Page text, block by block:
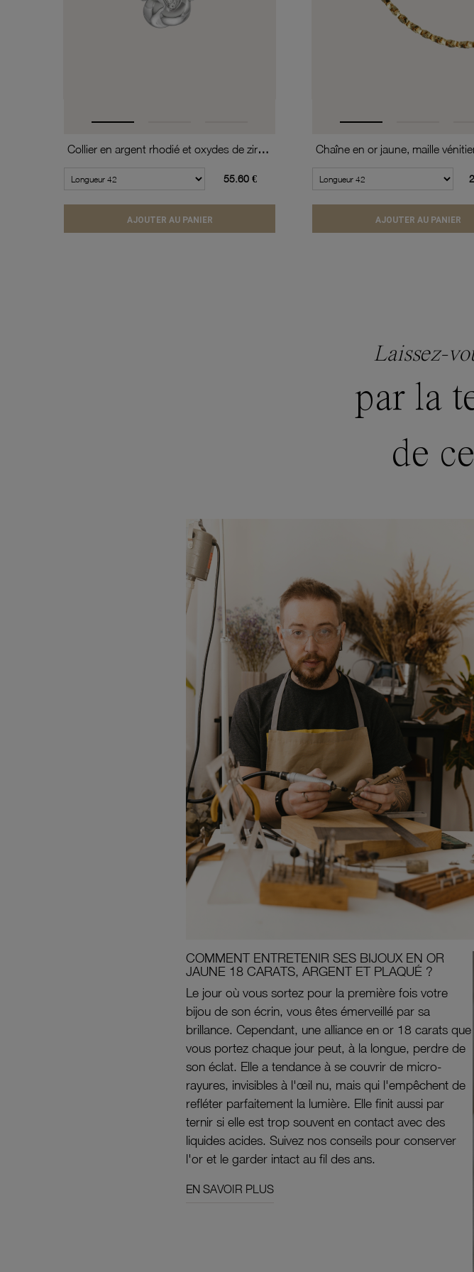
Collier en argent rhodié et oxydes de zirconium
55.60 €
AJOUTER AU PANIER AJOUTER AU PANIER
Laissez-
par la
de
COMMENT ENTRETENIR SES BIJOUX EN OR
JAUNE 18 CARATS, ARGENT ET PLAQUÉ ?
Le jour où vous sortez pour la première fois votre
bijou de son écrin, vous êtes émerveillé par sa
brillance. Cependant, une alliance en or 18 carats que
vous portez chaque jour peut, à la longue, perdre de
son éclat. Elle a tendance à se couvrir de micro-
rayures, invisibles à l'œil nu, mais qui l'empêchent de
refléter parfaitement la lumière. Elle finit aussi par
ternir si elle est trop souvent en contact avec des
liquides acides. Suivez nos conseils pour conserver
l'or et le garder intact au fil des ans.
EN SAVOIR PLUS